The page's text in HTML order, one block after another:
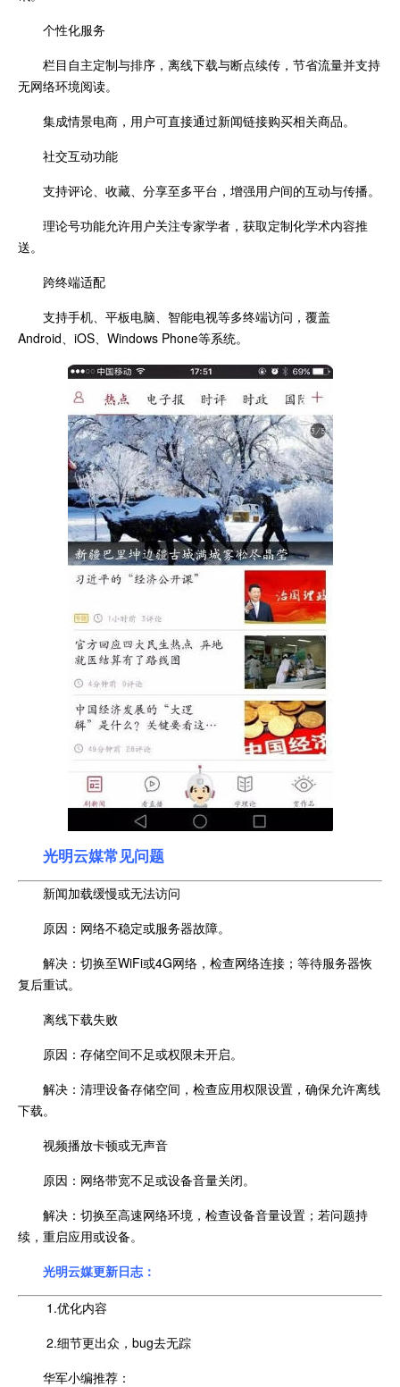
个性化服务
栏目自主定制与排序，离线下载与断点续传，节省流量并支持
无网络环境阅读。
集成情景电商，用户可直接通过新闻链接购买相关商品。
社交互动功能
支持评论、收藏、分享至多平台，增强用户间的互动与传播。
理论号功能允许用户关注专家学者，获取定制化学术内容推
送。
跨终端适配
支持手机、平板电脑、智能电视等多终端访问，覆盖
Android、iOS、Windows Phone等系统。
光明云媒常见问题
新闻加载缓慢或无法访问
原因：网络不稳定或服务器故障。
解决：切换至WiFi或4G网络，检查网络连接；等待服务器恢
复后重试。
离线下载失败
原因：存储空间不足或权限未开启。
解决：清理设备存储空间，检查应用权限设置，确保允许离线
下载。
视频播放卡顿或无声音
原因：网络带宽不足或设备音量关闭。
解决：切换至高速网络环境，检查设备音量设置；若问题持
续，重启应用或设备。
光明云媒更新日志：
1.优化内容
2.细节更出众，bug去无踪
华军小编推荐：